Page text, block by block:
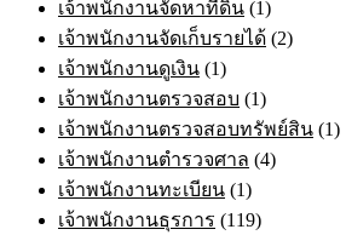
เจ้าพนักงานจัดหาที่ดิน (1)
เจ้าพนักงานจัดเก็บรายได้ (2)
เจ้าพนักงานดูเงิน (1)
เจ้าพนักงานตรวจสอบ (1)
เจ้าพนักงานตรวจสอบทรัพย์สิน (1)
เจ้าพนักงานตำรวจศาล (4)
เจ้าพนักงานทะเบียน (1)
เจ้าพนักงานธุรการ (119)